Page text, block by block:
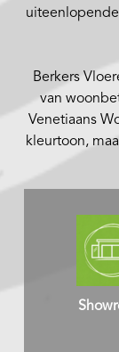
Berkers
van
Venetiaans
kleurtoon,